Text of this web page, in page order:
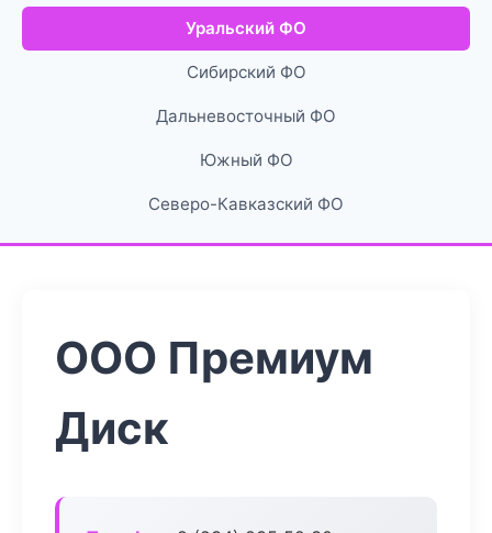
Уральский ФО
Сибирский ФО
Дальневосточный ФО
Южный ФО
Северо-Кавказский ФО
ООО Премиум
Диск